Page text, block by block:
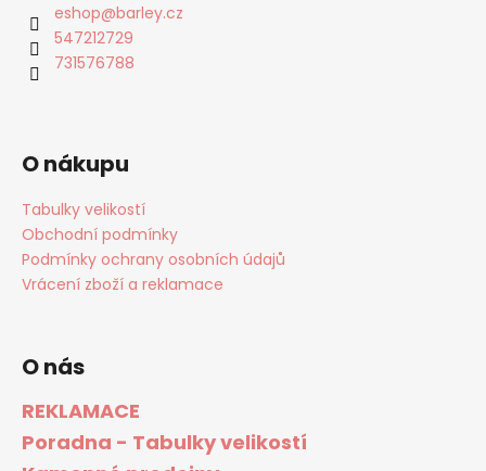
eshop@barley.cz
547212729
731576788
O nákupu
Tabulky velikostí
Obchodní podmínky
Podmínky ochrany osobních údajů
Vrácení zboží a reklamace
O nás
REKLAMACE
Poradna - Tabulky velikostí